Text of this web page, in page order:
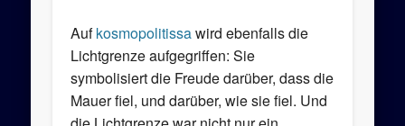
Aufkosmopolitissawird ebenfalls die
Lichtgrenze aufgegriffen: Sie
symbolisiert die Freude darüber, dass die
Mauer fiel, und darüber, wie sie fiel. Und